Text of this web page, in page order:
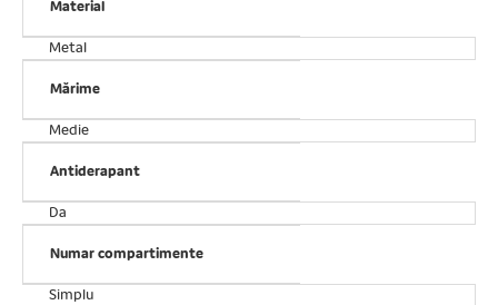
Material
Metal
Mărime
Medie
Antiderapant
Da
Numar compartimente
Simplu